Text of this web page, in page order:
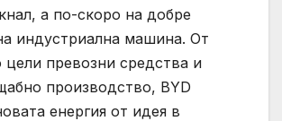
а по-скоро на добре
индустриална машина. От
цели превозни средства и
производство, BYD
енергия от идея в